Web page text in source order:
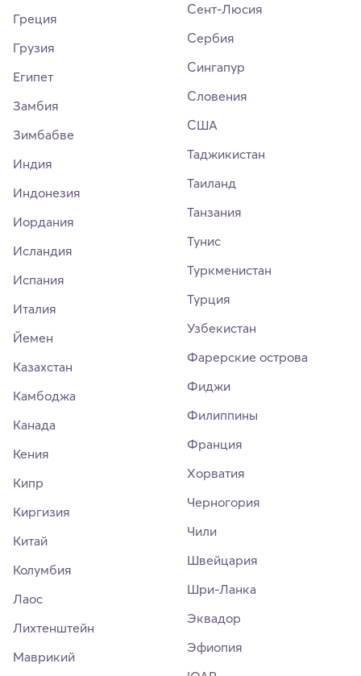
Греция
Грузия
Египет
Замбия
Зимбабве
Индия
Индонезия
Иордания
Исландия
Испания
Италия
Йемен
Казахстан
Камбоджа
Канада
Кения
Кипр
Киргизия
Китай
Колумбия
Лаос
Лихтенштейн
Маврикий
Сент-Люсия
Сербия
Сингапур
Словения
США
Таджикистан
Таиланд
Танзания
Тунис
Туркменистан
Турция
Узбекистан
Фарерские острова
Фиджи
Филиппины
Франция
Хорватия
Черногория
Чили
Швейцария
Шри-Ланка
Эквадор
Эфиопия